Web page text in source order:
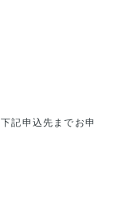
記申込先までお申